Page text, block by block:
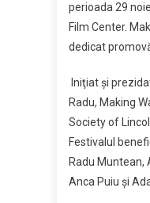
perioada 29
Film Center.
dedicat
Iniţiat şi
Radu, Making
Society of
Festivalul
Radu Muntean,
Anca Puiu şi